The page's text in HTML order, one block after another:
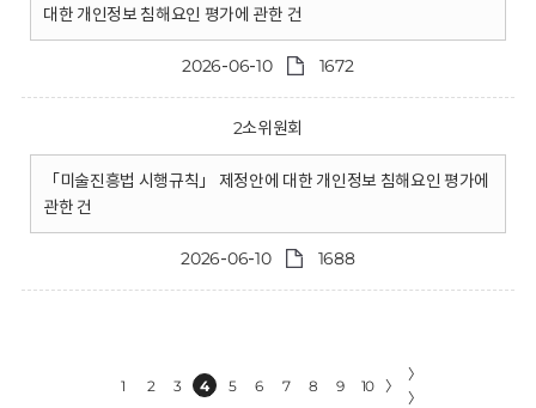
대한 개인정보 침해요인 평가에 관한 건
2026-06-10 1672
2소위원회
「미술진흥법 시행규칙」 제정안에 대한 개인정보 침해요인 평가에
관한 건
2026-06-10 1688
1 2 3 4 5 6 7 8 9 10 〉
〉
〉